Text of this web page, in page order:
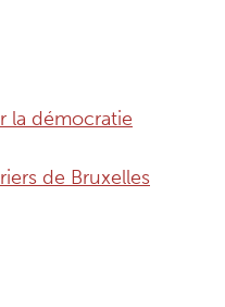
la démocratie
de Bruxelles